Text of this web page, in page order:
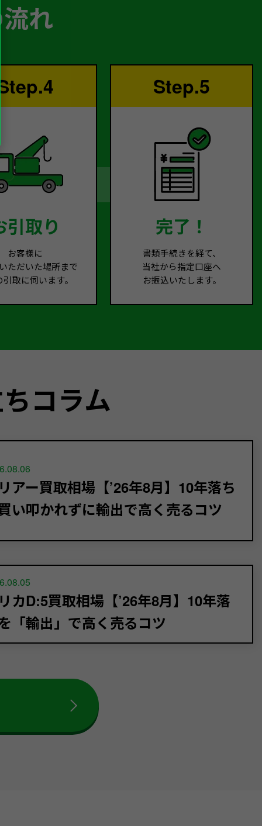
れ
引取り
お客様に
ただいた場所まで
取に伺います。
Step.5
完了！
書類手続きを経て、
当社から指定口座へ
お振込いたします。
コラム
アー買取相場【’26年8月】10年落ち
い叩かれずに輸出で高く売るコツ
カD:5買取相場【’26年8月】10年落
「輸出」で高く売るコツ